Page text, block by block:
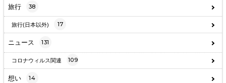
旅行 38
旅行(日本以外) 17
ニュース 131
コロナウィルス関連 109
想い 14